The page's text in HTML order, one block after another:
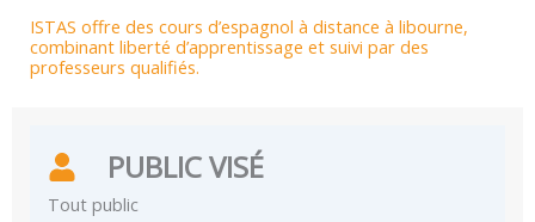
ISTAS offre des cours d’espagnol à distance à libourne,
combinant liberté d’apprentissage et suivi par des
professeurs qualifiés.
PUBLIC VISÉ
Tout public